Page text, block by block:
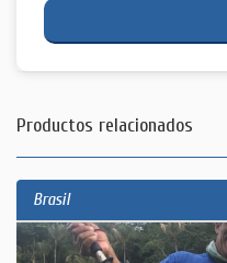
Productos relacionados
Brasil